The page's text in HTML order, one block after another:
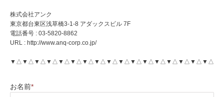
株式会社アンク
東京都台東区浅草橋3-1-8 アダックスビル 7F
電話番号 : 03-5820-8862
URL : http://www.anq-corp.co.jp/
▼△▼△▼△▼△▼△▼△▼△▼△▼△▼△▼△▼△▼△▼△▼△▼△▼△
お名前*